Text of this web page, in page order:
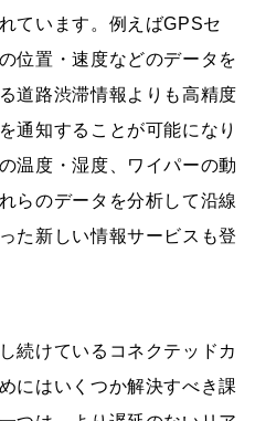
ています。例えばGPSセ
位置・速度などのデータを
道路渋滞情報よりも高精度
通知することが可能になり
温度・湿度、ワイパーの動
らのデータを分析して沿線
た新しい情報サービスも登
続けているコネクテッドカ
にはいくつか解決すべき課